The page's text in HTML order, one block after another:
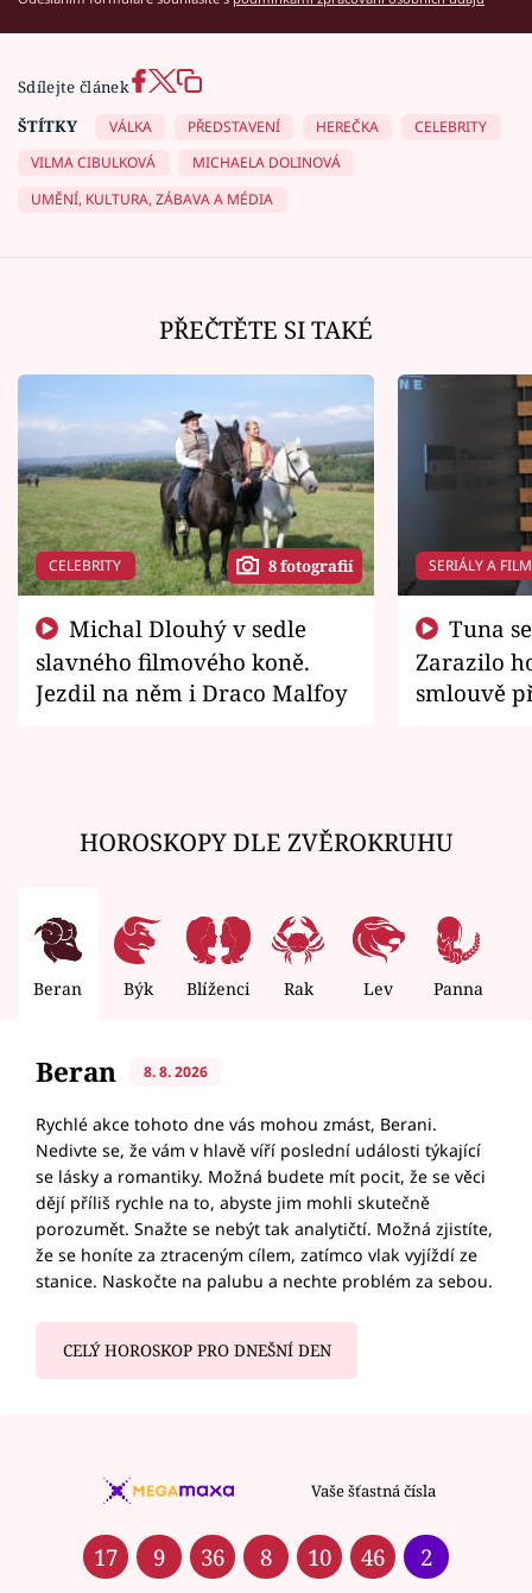
Sdílejte článek
ŠTÍTKY
VÁLKA PŘEDSTAVENÍ HEREČKA
CELEBRITY
VILMA CIBULKOVÁ
MICHAELA DOLINOVÁ
UMĚNÍ, KULTURA, ZÁBAVA A MÉDIA
PŘEČTĚTE SI TAKÉ
CELEBRITY 8 fotografií
slavného filmového koně.
Jezdil na něm i Draco Malfoy
SERIÁLY A
Zarazilo
smlouvě
HOROSKOPY DLE ZVĚROKRUHU
Beran Býk Blíženci Rak Lev Panna
Beran 8. 8. 2026
Rychlé akce tohoto dne vás mohou zmást, Berani.
Nedivte se, že vám v hlavě víří poslední události týkající
se lásky a romantiky. Možná budete mít pocit, že se věci
dějí příliš rychle na to, abyste jim mohli skutečně
porozumět. Snažte se nebýt tak analytičtí. Možná zjistíte,
že se honíte za ztraceným cílem, zatímco vlak vyjíždí ze
stanice. Naskočte na palubu a nechte problém za sebou.
CELÝ HOROSKOP PRO DNEŠNÍ DEN
Vaše šťastná čísla
17 9 36 8 10 46 2